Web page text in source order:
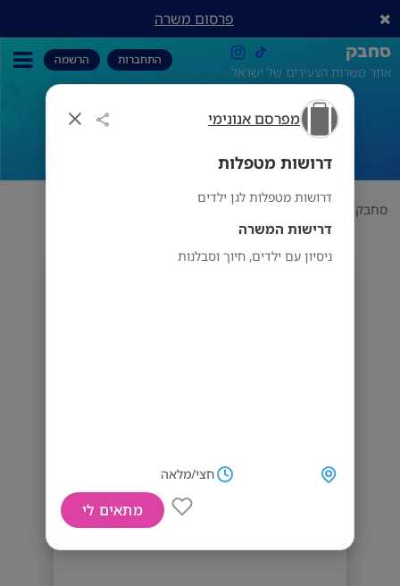
מפרסם אנונימי
דרושות מטפלות
דרושות מטפלות לגן ילדים
דרישות המשרה
ניסיון עם ילדים, חיוך וסבלנות
חצי/מלאה
מתאים לי
פרסום משרה
סחבק
אתר משרות הצעירים של ישראל
התחברות הרשמה
דרושות מטפלות
סחבק מפרסם אנונימי